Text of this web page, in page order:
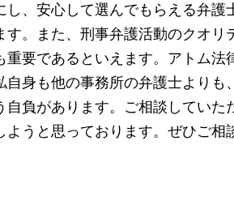
、安心して選んでもらえる弁護
。また、刑事弁護活動のクオリ
要であるといえます。アトム法
身も他の事務所の弁護士よりも
負があります。ご相談していた
うと思っております。ぜひご相